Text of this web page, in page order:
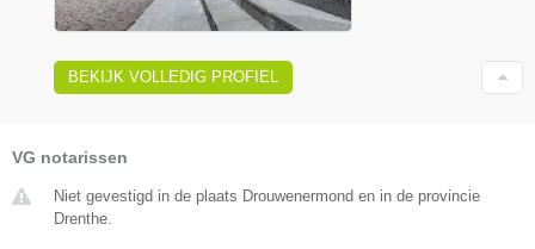
BEKIJK VOLLEDIG PROFIEL
VG notarissen
Niet gevestigd in de plaats Drouwenermond en in de provincie
Drenthe.